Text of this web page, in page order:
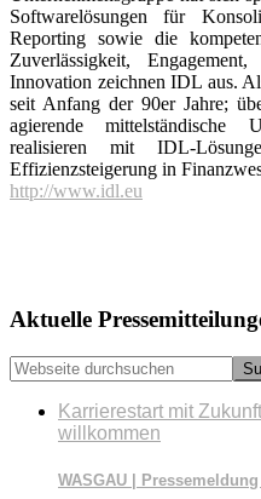
Softwarelösungen für
Reporting sowie die
Zuverlässigkeit,
Innovation zeichnen IDL aus.
seit Anfang der 90er Jahre;
agierende mittelständische
realisieren mit IDL-
Effizienzsteigerung in
http://www.idl.eu
Seitenspalte
Aktuelle
Webseite
durchsuchen
Karrierestart mit
willkommen
WASGAU |